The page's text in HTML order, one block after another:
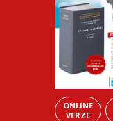
ONLINE
VERZE